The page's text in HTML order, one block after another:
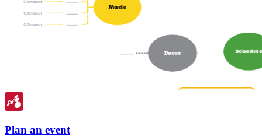
Plan an event